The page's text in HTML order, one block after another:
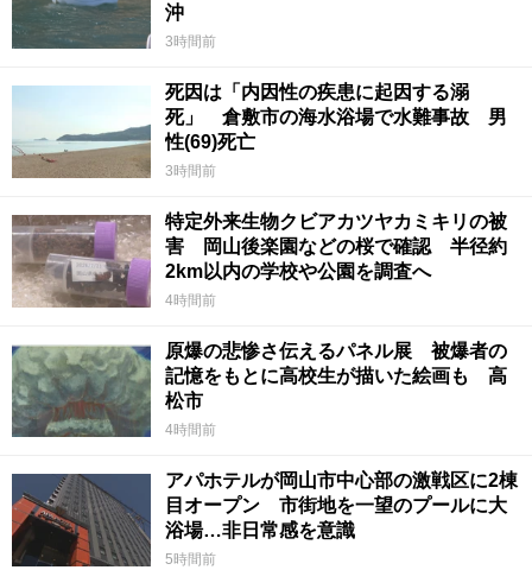
沖
3時間前
死因は「内因性の疾患に起因する溺
死」 倉敷市の海水浴場で水難事故 男
性(69)死亡
3時間前
特定外来生物クビアカツヤカミキリの被
害 岡山後楽園などの桜で確認 半径約
2km以内の学校や公園を調査へ
4時間前
原爆の悲惨さ伝えるパネル展 被爆者の
記憶をもとに高校生が描いた絵画も 高
松市
4時間前
アパホテルが岡山市中心部の激戦区に2棟
目オープン 市街地を一望のプールに大
浴場…非日常感を意識
5時間前